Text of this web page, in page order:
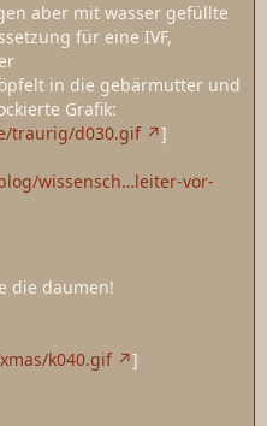
aber mit wasser gefüllte
für eine IVF,
in die gebärmutter und
Grafik:
traurig/d030.gif
]
wissensch…leiter-vor-
die daumen!
k040.gif
]